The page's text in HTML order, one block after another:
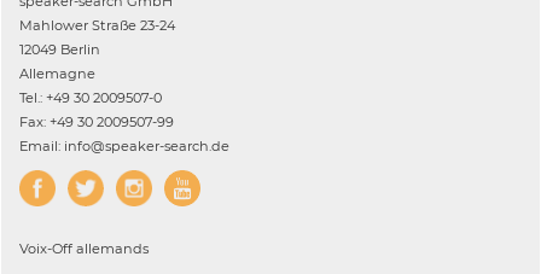
Mahlower Straße 23-24
12049 Berlin
Allemagne
Tel.: +49 30 2009507-0
Fax: +49 30 2009507-99
Email: info@speaker-search.de
Voix-Off allemands